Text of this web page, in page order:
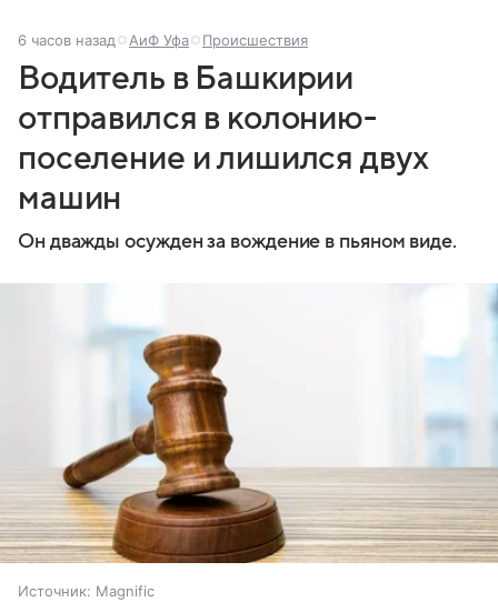
6 часов назад АиФ Уфа Происшествия
Водитель в Башкирии
отправился в колонию-
поселение и лишился двух
машин
Он дважды осужден за вождение в пьяном виде.
Источник: Magnific